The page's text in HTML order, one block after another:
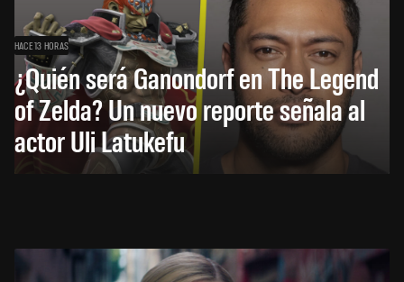
HACE 13 HORAS
¿Quién será Ganondorf en The Legend
of Zelda? Un nuevo reporte señala al
actor Uli Latukefu